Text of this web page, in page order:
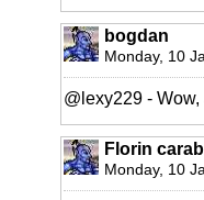
bogdan
Monday, 10
@lexy229 -
Florin
Monday, 10